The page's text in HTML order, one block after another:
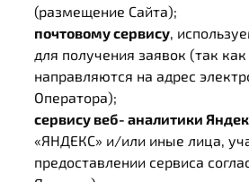
(размещение Сайта);
почтовому сервису,
для получения заявок (так
направляются на адрес
Оператора);
сервису веб‑аналитики
«ЯНДЕКС» и/или иные лица,
предоставлении сервиса